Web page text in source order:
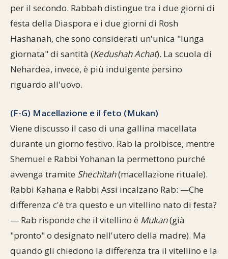
per il secondo. Rabbah distingue tra i due giorni di
festa della Diaspora e i due giorni di Rosh
Hashanah, che sono considerati un'unica "lunga
giornata" di santità (Kedushah Achat). La scuola di
Nehardea, invece, è più indulgente persino
riguardo all'uovo.
(F-G) Macellazione e il feto (Mukan)
Viene discusso il caso di una gallina macellata
durante un giorno festivo. Rab la proibisce, mentre
Shemuel e Rabbi Yohanan la permettono purché
avvenga tramite Shechitah(macellazione rituale).
Rabbi Kahana e Rabbi Assi incalzano Rab: —Che
differenza c'è tra questo e un vitellino nato di festa?
— Rab risponde che il vitellino è Mukan(già
"pronto" o designato nell'utero della madre). Ma
quando gli chiedono la differenza tra il vitellino e la